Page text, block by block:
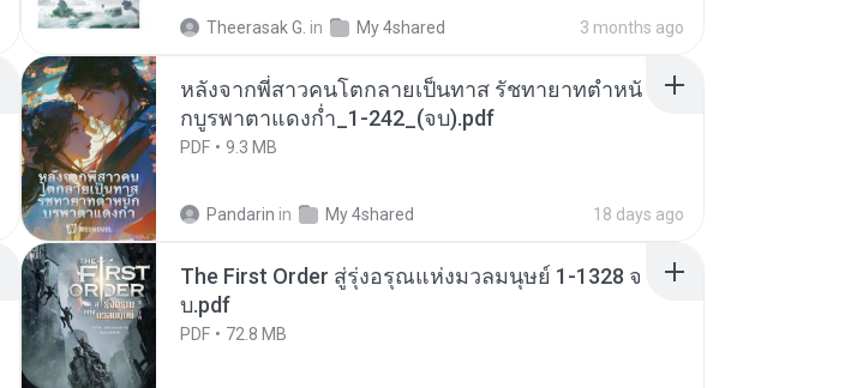
Theerasak G. in My 4shared 3 months ago
หลังจากพี่สาวคนโตกลายเป็นทาส รัชทายาทตำหนั
กบูรพาตาแดงก่ำ_1-242_(จบ).pdf
PDF 9.3 MB
Pandarin in My 4shared 18 days ago
The First Order สู่รุ่งอรุณแห่งมวลมนุษย์ 1-1328 จ
บ.pdf
PDF 72.8 MB